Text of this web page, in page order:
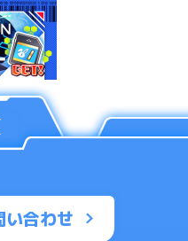
い合わせ